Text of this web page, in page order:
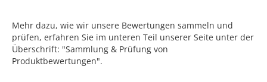
Mehr dazu, wie wir unsere Bewertungen sammeln und
prüfen, erfahren Sie im unteren Teil unserer Seite unter der
Überschrift: "Sammlung & Prüfung von
Produktbewertungen".